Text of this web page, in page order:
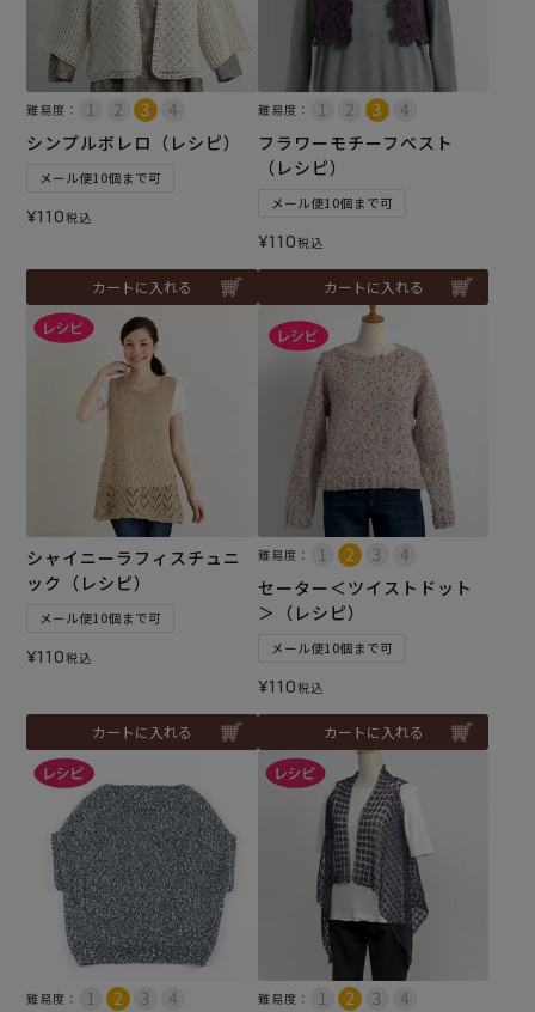
難易度：
シンプルボレロ（レシピ）
メール便10個まで可
¥110税込
カートに入れる
難易度：
フラワーモチーフベスト
（レシピ）
メール便10個まで可
¥110税込
カートに入れる
シャイニーラフィスチュニ
ック（レシピ）
メール便10個まで可
¥110税込
カートに入れる
難易度：
セーター＜ツイストドット
＞（レシピ）
メール便10個まで可
¥110税込
カートに入れる
難易度： 難易度：